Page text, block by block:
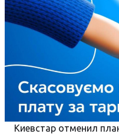
Киевстар отменил